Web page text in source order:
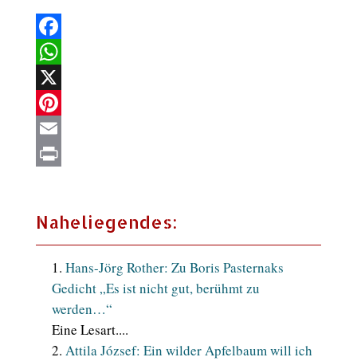
Facebook
WhatsApp
X
Pinterest
Email
Naheliegendes:
Hans-Jörg Rother: Zu Boris Pasternaks
Gedicht „Es ist nicht gut, berühmt zu
werden…“
Eine Lesart....
Attila József: Ein wilder Apfelbaum will ich